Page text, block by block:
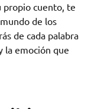
propio cuento, te
de los
de cada palabra
la emoción que